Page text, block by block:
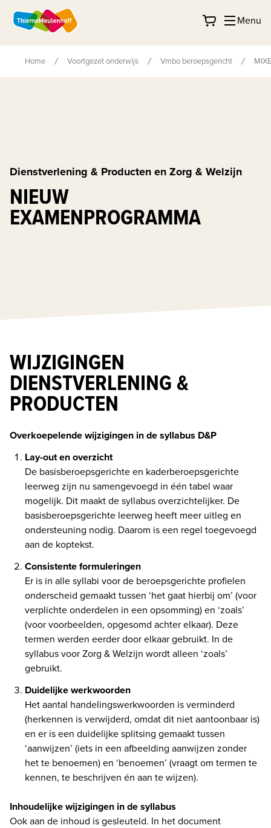
Menu
Home Voortgezet onderwijs Vmbo beroepsgericht
Dienstverlening & Producten en Zorg & Welzijn
NIEUW
EXAMENPROGRAMMA
WIJZIGINGEN
DIENSTVERLENING &
PRODUCTEN
Overkoepelende wijzigingen in de syllabus D&P
Lay-out en overzicht
De basisberoepsgerichte en kaderberoepsgerichte
leerweg zijn nu samengevoegd in één tabel waar
mogelijk. Dit maakt de syllabus overzichtelijker. De
basisberoepsgerichte leerweg heeft meer uitleg en
ondersteuning nodig. Daarom is een regel toegevoegd
aan de koptekst.
Consistente formuleringen
Er is in alle syllabi voor de beroepsgerichte profielen
onderscheid gemaakt tussen ‘het gaat hierbij om’ (voor
verplichte onderdelen in een opsomming) en ‘zoals’
(voor voorbeelden, opgesomd achter elkaar). Deze
termen werden eerder door elkaar gebruikt. In de
syllabus voor Zorg & Welzijn wordt alleen ‘zoals’
gebruikt.
Duidelijke werkwoorden
Het aantal handelingswerkwoorden is verminderd
(herkennen is verwijderd, omdat dit niet aantoonbaar is)
en er is een duidelijke splitsing gemaakt tussen
‘aanwijzen’ (iets in een afbeelding aanwijzen zonder
het te benoemen) en ‘benoemen’ (vraagt om termen te
Inhoudelijke wijzigingen in de syllabus